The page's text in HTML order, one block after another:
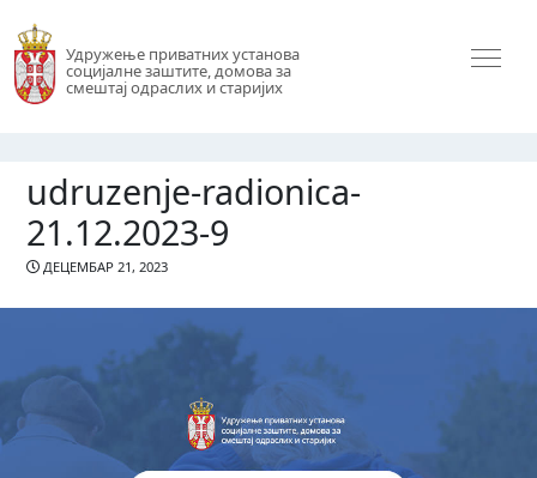
Удружење приватних установа
социјалне заштите, домова за
смештај одраслих и старијих
udruzenje-radionica-
21.12.2023-9
ДЕЦЕМБАР 21, 2023